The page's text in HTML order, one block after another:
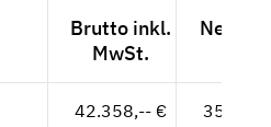
Brutto inkl.
MwSt.
Netto
42.358,-- €